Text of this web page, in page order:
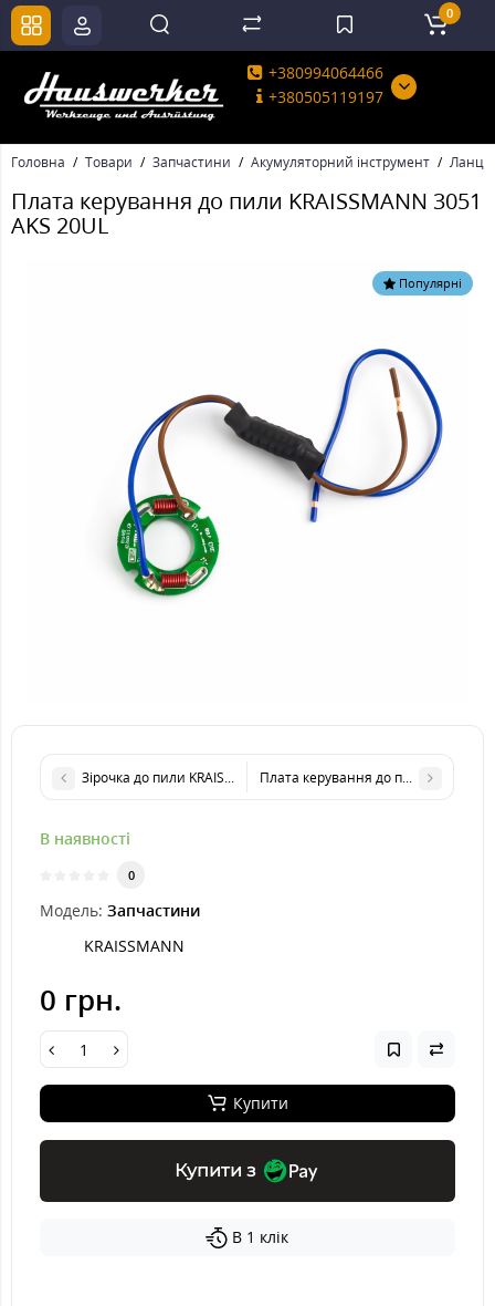
+380994064466
+380505119197
0
Головна Товари Запчастини Акумуляторний інструмент
Плата керування до пили KRAISSMANN 3051
AKS 20UL
Популярні
Зірочка до пили KRAISSMANN 4000 AKS 18 Li
Плата керування до пили
В наявності
0
Модель: Запчастини
KRAISSMANN
0 грн.
Купити
Купити з
В 1 клік